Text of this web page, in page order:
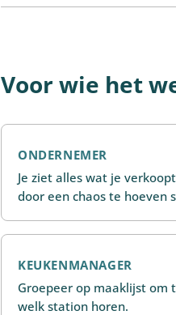
Voor wie het
ONDERNEMER
Je ziet alles wat je
door een chaos te hoeven
KEUKENMANAGER
Groepeer op maaklijst om
welk station horen.